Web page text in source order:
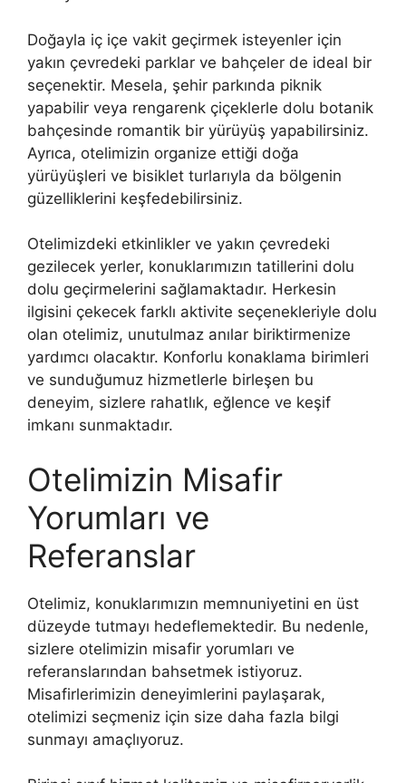
Doğayla iç içe vakit geçirmek isteyenler için
yakın çevredeki parklar ve bahçeler de ideal bir
seçenektir. Mesela, şehir parkında piknik
yapabilir veya rengarenk çiçeklerle dolu botanik
bahçesinde romantik bir yürüyüş yapabilirsiniz.
Ayrıca, otelimizin organize ettiği doğa
yürüyüşleri ve bisiklet turlarıyla da bölgenin
güzelliklerini keşfedebilirsiniz.
Otelimizdeki etkinlikler ve yakın çevredeki
gezilecek yerler, konuklarımızın tatillerini dolu
dolu geçirmelerini sağlamaktadır. Herkesin
ilgisini çekecek farklı aktivite seçenekleriyle dolu
olan otelimiz, unutulmaz anılar biriktirmenize
yardımcı olacaktır. Konforlu konaklama birimleri
ve sunduğumuz hizmetlerle birleşen bu
deneyim, sizlere rahatlık, eğlence ve keşif
imkanı sunmaktadır.
Otelimizin Misafir
Yorumları ve
Referanslar
Otelimiz, konuklarımızın memnuniyetini en üst
düzeyde tutmayı hedeflemektedir. Bu nedenle,
sizlere otelimizin misafir yorumları ve
referanslarından bahsetmek istiyoruz.
Misafirlerimizin deneyimlerini paylaşarak,
otelimizi seçmeniz için size daha fazla bilgi
sunmayı amaçlıyoruz.